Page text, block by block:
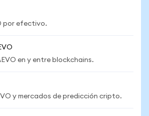
por efectivo.
en y entre blockchains.
y mercados de predicción cripto.